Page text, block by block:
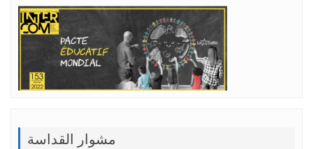
مشوار القداسة